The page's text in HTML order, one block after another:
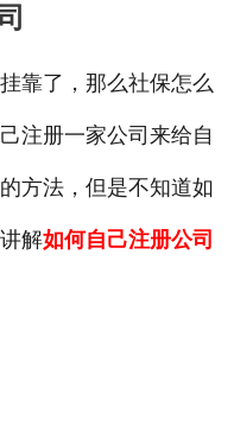
靠了，那么社保怎么
注册一家公司来给自
方法，但是不知道如
解如何自己注册公司